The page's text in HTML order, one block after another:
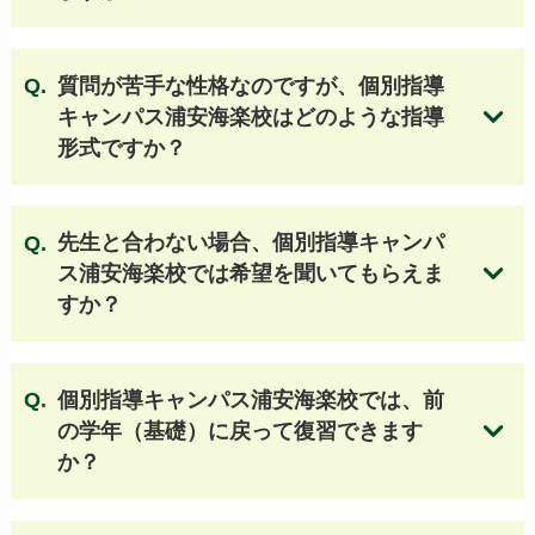
【千葉 私立高校】
専修大学松戸高等学校
八千代松陰高等学校
麗澤高等学校
昭和学院高等学校
流通経済大学付属柏高等学校
二松学舎大学附属柏高等学校
千葉英和高等学校
和洋国府台女子高等学校
土浦日本大学高等学校（茨城県）
東洋大学附属牛久高等学校（茨城県） 他
【埼玉 公立高校】
質問が苦手な性格なのですが、個別指導
キャンパス浦安海楽校はどのような指導
形式ですか？
先生と合わない場合、個別指導キャンパ
ス浦安海楽校では希望を聞いてもらえま
すか？
個別指導キャンパス浦安海楽校では、前
の学年（基礎）に戻って復習できます
か？